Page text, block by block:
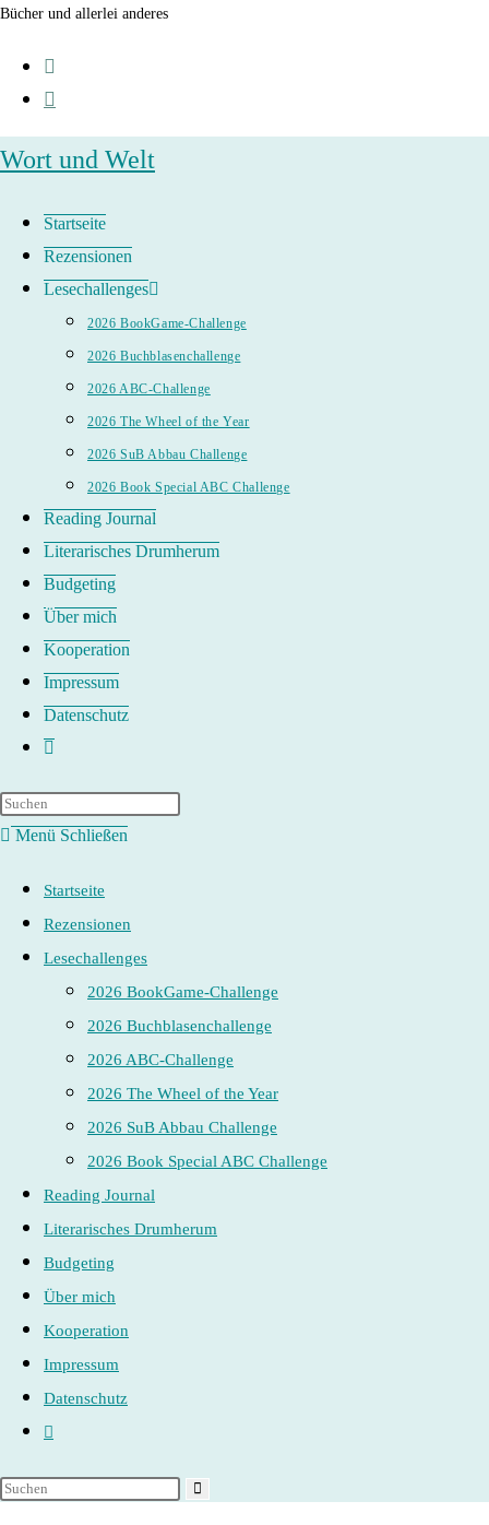
Zum
springen
Bücher und allerlei anderes
Wort und Welt
Startseite
Rezensionen
Lesechallenges
2026 BookGame-Challenge
2026 Buchblasenchallenge
2026 ABC-Challenge
2026 The Wheel of the Year
2026 SuB Abbau Challenge
2026 Book Special ABC Challenge
Reading Journal
Literarisches Drumherum
Budgeting
Über mich
Kooperation
Impressum
Datenschutz
Website-
umschalten
Menü Schließen
Startseite
Rezensionen
Lesechallenges
2026 BookGame-Challenge
2026 Buchblasenchallenge
2026 ABC-Challenge
2026 The Wheel of the Year
2026 SuB Abbau Challenge
2026 Book Special ABC Challenge
Reading Journal
Literarisches Drumherum
Budgeting
Über mich
Kooperation
Impressum
Datenschutz
Website-
umschalten